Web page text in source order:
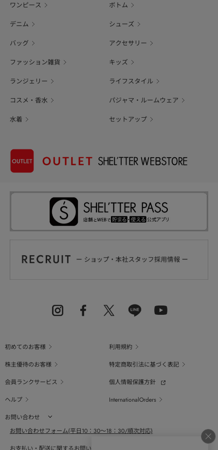
ワンピース ボトム
デニム シューズ
バッグ アクセサリー
ファッション雑貨 キッズ
ランジェリー ライフスタイル
コスメ・香水 パジャマ・ルームウェア
水着 セットアップ
初めてのお客様
利用規約
株主優待のお客様
特定商取引法に基づく表記
会員ランクサービス
個人情報保護方針
ヘルプ
InternationalOrders
お問い合わせ
お問い合わせフォーム(平日10：30～18：30/順次対応)